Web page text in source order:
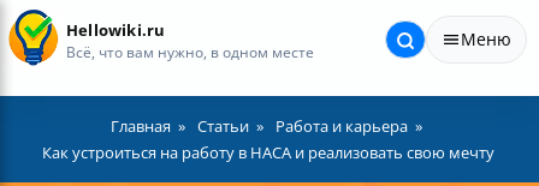
Hellowiki.ru
Всё, что вам нужно, в одном месте
Меню
Главная Статьи
Работа и карьера
Как устроиться на работу в НАСА и реализовать свою мечту